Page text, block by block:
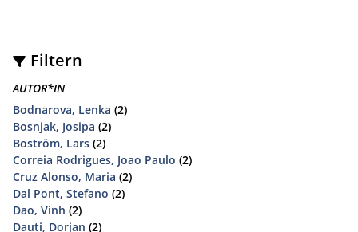
Filtern
AUTOR*IN
Bodnarova, Lenka (2)
Bosnjak, Josipa (2)
Boström, Lars (2)
Correia Rodrigues, Joao Paulo (2)
Cruz Alonso, Maria (2)
Dal Pont, Stefano (2)
Dao, Vinh (2)
Dauti, Dorjan (2)